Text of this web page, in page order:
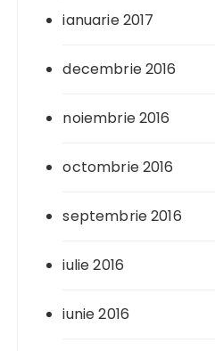
ianuarie 2017
decembrie 2016
noiembrie 2016
octombrie 2016
septembrie 2016
iulie 2016
iunie 2016